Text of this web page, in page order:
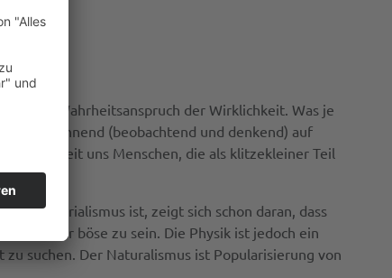
dem Wahrheitsanspruch der Wirklichkeit. Was je
erkennend (beobachtend und denkend) auf
uns Menschen, die als klitzekleiner Teil
Materialismus ist, zeigt sich schon daran, dass
gut oder böse zu sein. Die Physik ist jedoch ein
suchen. Der Naturalismus ist Popularisierung von